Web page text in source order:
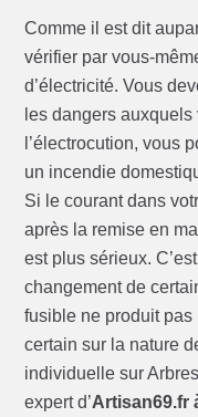
Comme il est dit
vérifier par vous-
d’électricité. Vous
les dangers
l’électrocution, vous
un incendie
Si le courant dans
après la remise en
est plus sérieux.
changement de
fusible ne produit
certain sur la nature
individuelle sur
expert d’Artisan69.fr